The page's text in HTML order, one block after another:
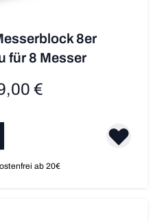
8er
für 8 Messer
€
ab 20€